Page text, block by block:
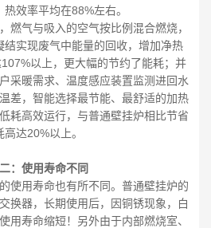
效率平均在88%左右。
燃气与吸入的空气按比例混合燃烧，
实现废气中能量的回收，增加净热
以上，更大幅的节约了能耗；并
采暖需求、温度感应装置监测进回水
差，智能选择最节能、最舒适的加热
耗高效运行，与普通壁挂炉相比节省
高达20%以上。
：使用寿命不同
使用寿命也有所不同。普通壁挂炉的
换器，长期使用后，因铜锈现象，白
用寿命缩短！另外由于内部燃烧室、